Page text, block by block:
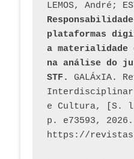
plataformas
a materialidade
na análise do
STF.
GALÁxIA.
Interdisciplinar
e Cultura,
p. e73593,